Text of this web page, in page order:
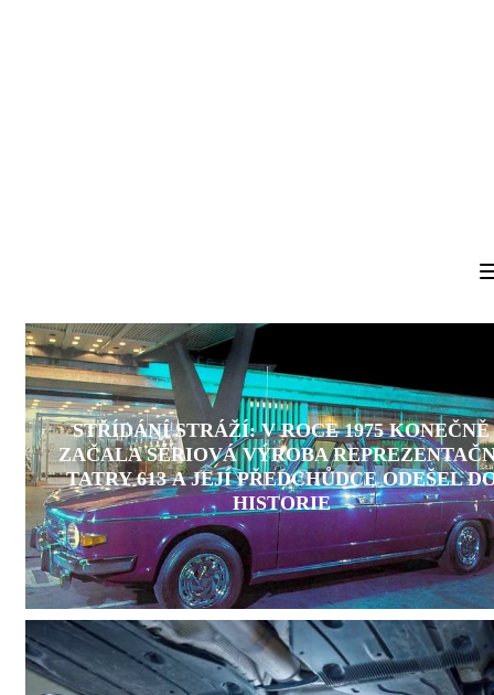
STŘÍDÁNÍ STRÁŽÍ: V ROCE 1975 KONEČNĚ
ZAČALA SÉRIOVÁ VÝROBA
TATRY 613 A JEJÍ PŘEDCHŮDCE ODEŠEL
HISTORIE